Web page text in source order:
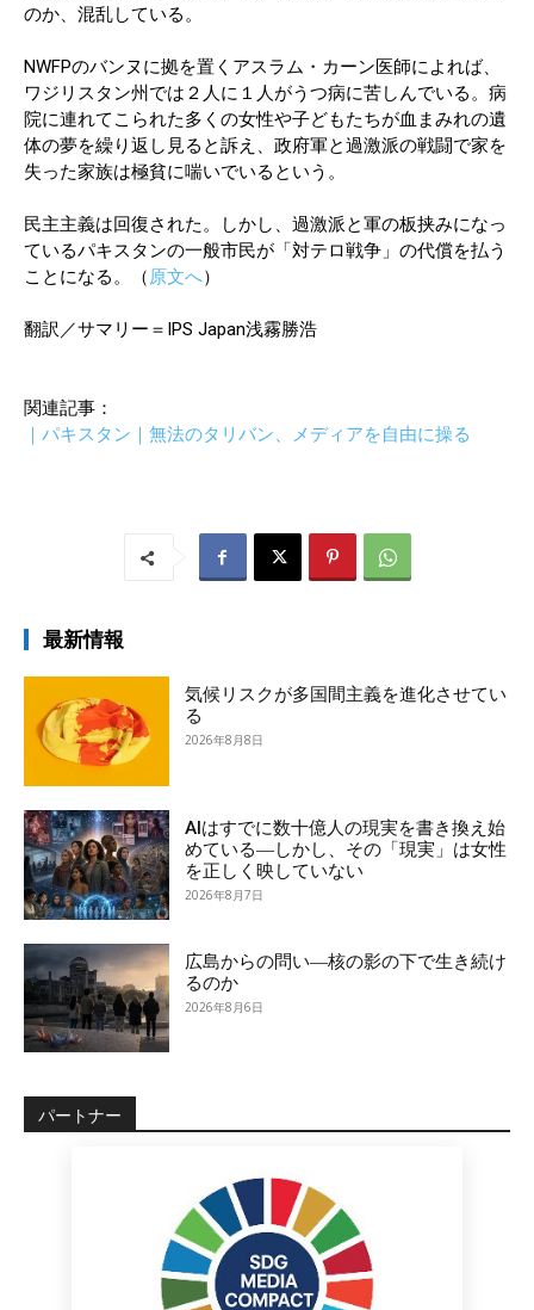
のか、混乱している。
NWFPのバンヌに拠を置くアスラム・カーン医師によれば、
ワジリスタン州では２人に１人がうつ病に苦しんでいる。病
院に連れてこられた多くの女性や子どもたちが血まみれの遺
体の夢を繰り返し見ると訴え、政府軍と過激派の戦闘で家を
失った家族は極貧に喘いでいるという。
民主主義は回復された。しかし、過激派と軍の板挟みになっ
ているパキスタンの一般市民が「対テロ戦争」の代償を払う
ことになる。（原文へ）
翻訳／サマリー＝IPS Japan浅霧勝浩
関連記事：
｜パキスタン｜無法のタリバン、メディアを自由に操る
最新情報
気候リスクが多国間主義を進化させてい
る
2026年8月8日
AIはすでに数十億人の現実を書き換え始
めている―しかし、その「現実」は女性
を正しく映していない
2026年8月7日
広島からの問い―核の影の下で生き続け
るのか
2026年8月6日
パートナー